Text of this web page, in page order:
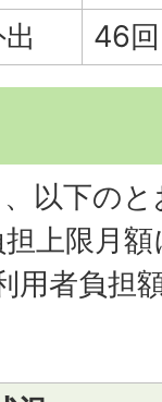
46
以下の
上限月
用者負担